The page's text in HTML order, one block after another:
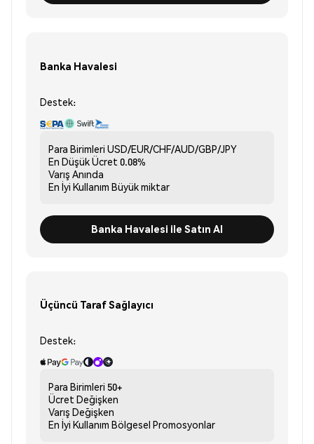
Banka Havalesi
Destek:
Para Birimleri USD/EUR/CHF/AUD/GBP/JPY
En Düşük Ücret 0.08%
Varış Anında
En İyi Kullanım Büyük miktar
Banka Havalesi ile Satın Al
Üçüncü Taraf Sağlayıcı
Destek:
Para Birimleri 50+
Ücret Değişken
Varış Değişken
En İyi Kullanım Bölgesel Promosyonlar